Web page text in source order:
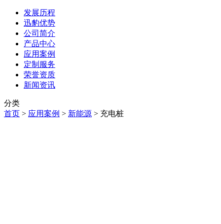
发展历程
迅豹优势
公司简介
产品中心
应用案例
定制服务
荣誉资质
新闻资讯
分类
首页 > 应用案例 > 新能源 > 充电桩